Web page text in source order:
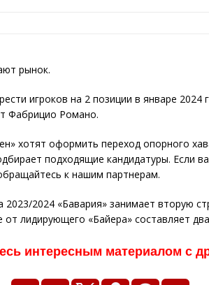
рынок.
игроков на 2 позиции в январе 2024
Фабрицио Романо.
хотят оформить переход опорного
подходящие кандидатуры. Если
к нашим партнерам.
2023/2024 «Бавария» занимает вторую
от лидирующего «Байера» составляет
интересным материалом с